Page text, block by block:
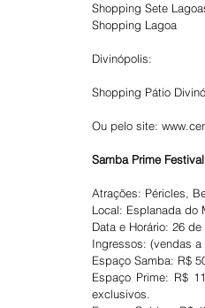
Shopping Sete
Shopping Lagoa
Divinópolis:
Shopping Pátio
Ou pelo site:
Samba Prime Festival
Atrações: Péricles,
Local: Esplanada do
Data e Horário: 26
Ingressos: (vendas
Espaço Samba: R$
Espaço Prime: R$
exclusivos.